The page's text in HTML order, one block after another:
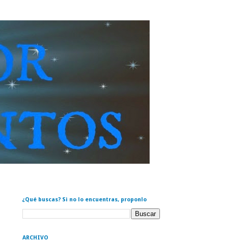
¿Qué buscas? Si no lo encuentras, proponlo
ARCHIVO